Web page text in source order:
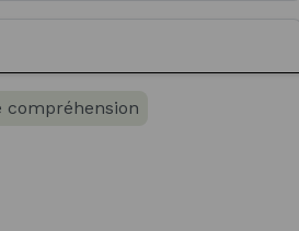
compréhension